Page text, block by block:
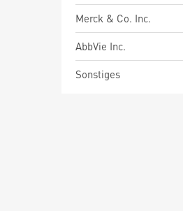
Merck & Co. Inc.
AbbVie Inc.
Sonstiges